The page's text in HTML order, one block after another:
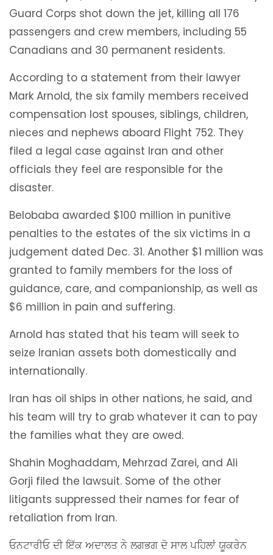
Guard Corps shot down the jet, killing all 176
passengers and crew members, including 55
Canadians and 30 permanent residents.
According to a statement from their lawyer
Mark Arnold, the six family members received
compensation lost spouses, siblings, children,
nieces and nephews aboard Flight 752. They
filed a legal case against Iran and other
officials they feel are responsible for the
disaster.
Belobaba awarded $100 million in punitive
penalties to the estates of the six victims in a
judgement dated Dec. 31. Another $1 million was
granted to family members for the loss of
guidance, care, and companionship, as well as
$6 million in pain and suffering.
Arnold has stated that his team will seek to
seize Iranian assets both domestically and
internationally.
Iran has oil ships in other nations, he said, and
his team will try to grab whatever it can to pay
the families what they are owed.
Shahin Moghaddam, Mehrzad Zarei, and Ali
Gorji filed the lawsuit. Some of the other
litigants suppressed their names for fear of
retaliation from Iran.
ਓਨਟਾਰੀਓ ਦੀ ਇੱਕ ਅਦਾਲਤ ਨੇ ਲਗਭਗ ਦੋ ਸਾਲ ਪਹਿਲਾਂ ਯੂਕਰੇਨ